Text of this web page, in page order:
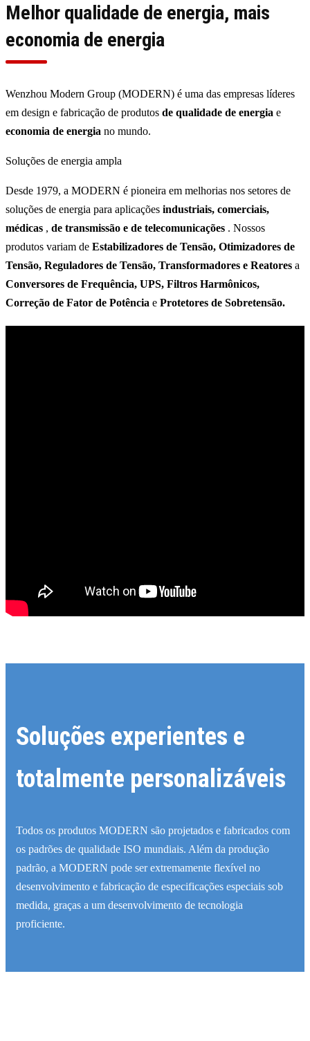
Melhor qualidade de energia, mais
economia de energia
Wenzhou Modern Group (MODERN) é uma das empresas líderes
em design e fabricação de produtos de qualidade de energia e
economia de energia no mundo.
Soluções de energia ampla
Desde 1979, a MODERN é pioneira em melhorias nos setores de
soluções de energia para aplicações industriais, comerciais,
médicas , de transmissão e de telecomunicações . Nossos
produtos variam de Estabilizadores de Tensão, Otimizadores de
Tensão, Reguladores de Tensão, Transformadores e Reatores a
Conversores de Frequência, UPS, Filtros Harmônicos,
Correção de Fator de Potência e Protetores de Sobretensão.
Soluções experientes e
totalmente personalizáveis
Todos os produtos MODERN são projetados e fabricados com
os padrões de qualidade ISO mundiais. Além da produção
padrão, a MODERN pode ser extremamente flexível no
desenvolvimento e fabricação de especificações especiais sob
medida, graças a um desenvolvimento de tecnologia
proficiente.